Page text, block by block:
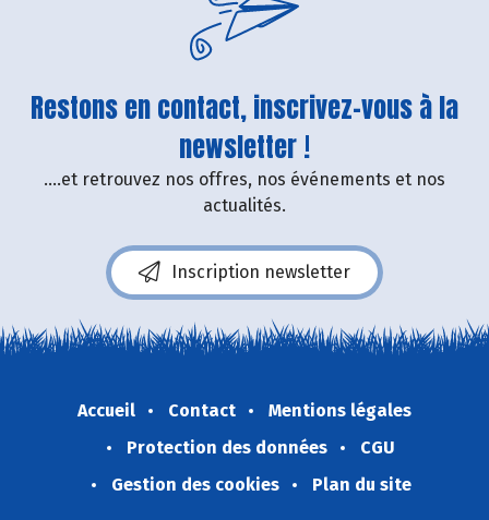
Restons en contact, inscrivez-vous à la
newsletter !
....et retrouvez nos offres, nos événements et nos
actualités.
Inscription newsletter
Accueil Contact
Mentions légales
Protection des données
CGU
Gestion des cookies
Plan du site